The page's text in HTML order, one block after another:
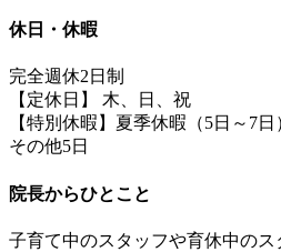
休日・休暇
完全週休2日制
【定休日】 木、日、祝
【特別休暇】夏季休暇（5日～7
その他5日
院長からひとこと
子育て中のスタッフや育休中の